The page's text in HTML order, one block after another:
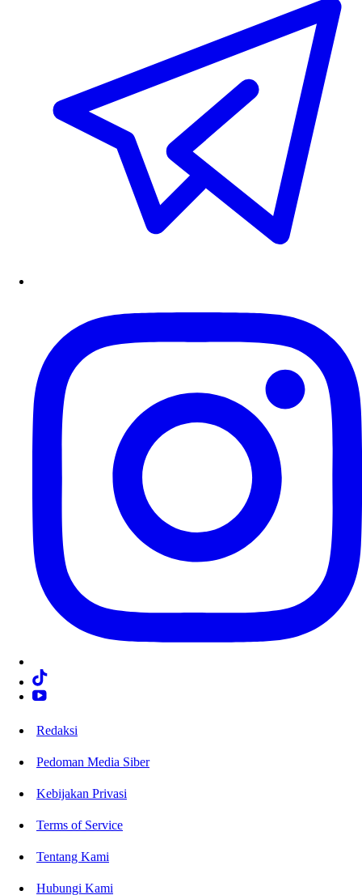
Redaksi
Pedoman Media Siber
Kebijakan Privasi
Terms of Service
Tentang Kami
Hubungi Kami